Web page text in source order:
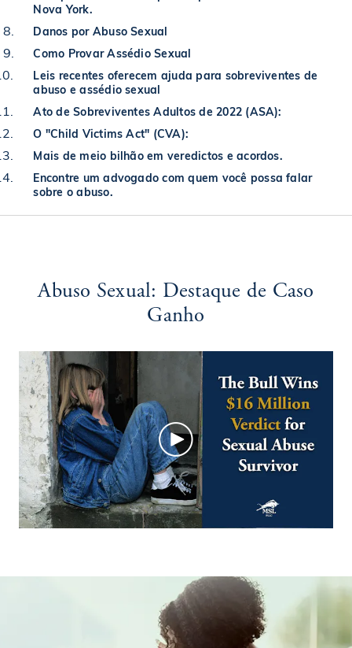
Nova York.
Danos por Abuso Sexual
Como Provar Assédio Sexual
Leis recentes oferecem ajuda para sobreviventes de
abuso e assédio sexual
Ato de Sobreviventes Adultos de 2022 (ASA):
O "Child Victims Act" (CVA):
Mais de meio bilhão em veredictos e acordos.
Encontre um advogado com quem você possa falar
sobre o abuso.
Abuso Sexual: Destaque de Caso
Ganho